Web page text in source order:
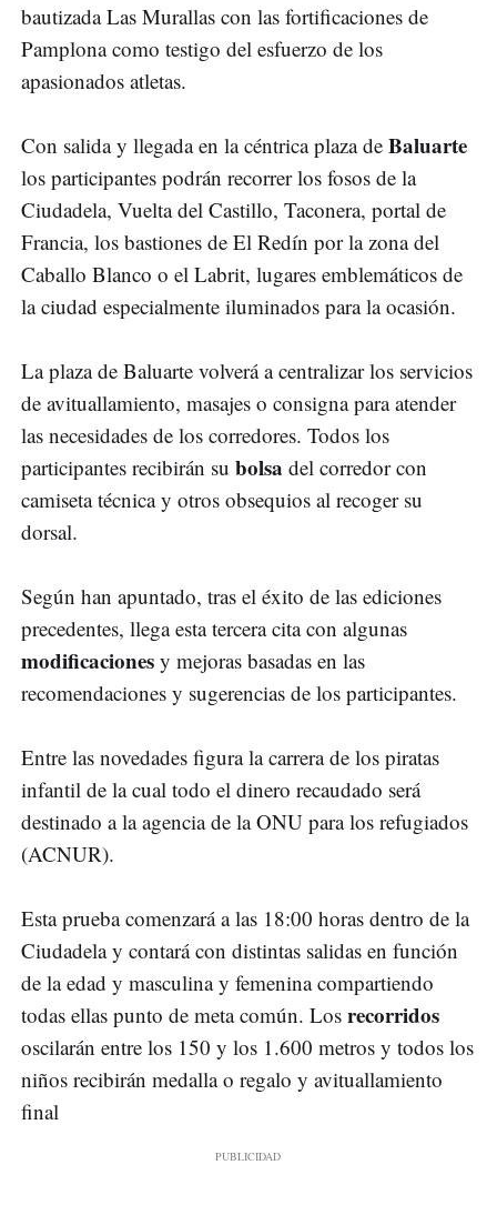
bautizada Las Murallas con las fortificaciones de
Pamplona como testigo del esfuerzo de los
apasionados atletas.
Con salida y llegada en la céntrica plaza de Baluarte
los participantes podrán recorrer los fosos de la
Ciudadela, Vuelta del Castillo, Taconera, portal de
Francia, los bastiones de El Redín por la zona del
Caballo Blanco o el Labrit, lugares emblemáticos de
la ciudad especialmente iluminados para la ocasión.
La plaza de Baluarte volverá a centralizar los servicios
de avituallamiento, masajes o consigna para atender
las necesidades de los corredores. Todos los
participantes recibirán su bolsa del corredor con
camiseta técnica y otros obsequios al recoger su
dorsal.
Según han apuntado, tras el éxito de las ediciones
precedentes, llega esta tercera cita con algunas
modificaciones y mejoras basadas en las
recomendaciones y sugerencias de los participantes.
Entre las novedades figura la carrera de los piratas
infantil de la cual todo el dinero recaudado será
destinado a la agencia de la ONU para los refugiados
(ACNUR).
Esta prueba comenzará a las 18:00 horas dentro de la
Ciudadela y contará con distintas salidas en función
de la edad y masculina y femenina compartiendo
todas ellas punto de meta común. Los recorridos
oscilarán entre los 150 y los 1.600 metros y todos los
niños recibirán medalla o regalo y avituallamiento
final